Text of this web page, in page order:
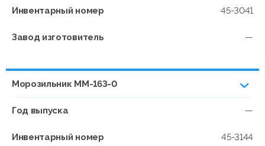
Инвентарный номер 45-3041
Завод изготовитель —
Морозильник ММ-163-0
Год выпуска —
Инвентарный номер 45-3144